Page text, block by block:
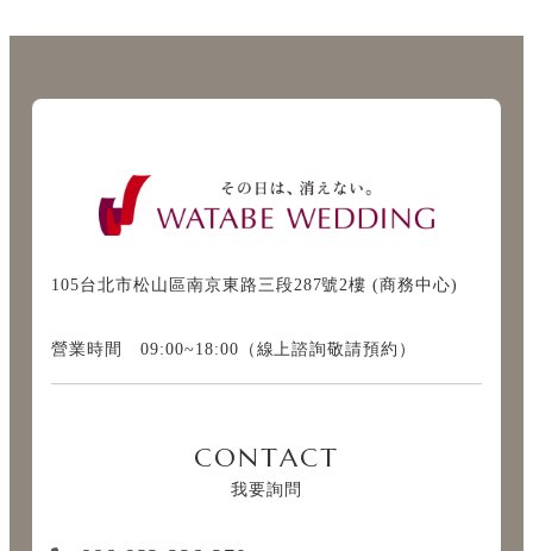
105台北市松山區南京東路三段287號2樓 (商務中心)
營業時間 09:00~18:00（線上諮詢敬請預約）
CONTACT
我要詢問